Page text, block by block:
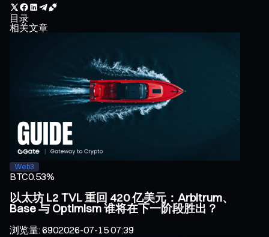
目录
相关文章
Web3
BTC0.53%
以太坊 L2 TVL 重回 420 亿美元：Arbitrum、
Base 与 Optimism 谁将在下一阶段胜出？
浏览量:6902026-07-15 07:39